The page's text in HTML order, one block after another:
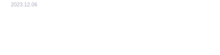
2023.12.06